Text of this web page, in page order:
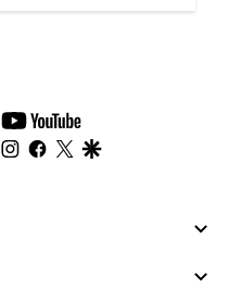
youtube-
footer
instagram
facebook
twitter